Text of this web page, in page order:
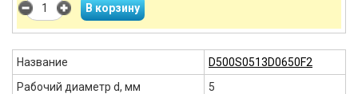
Название
D500S0513D0650F2
Рабочий диаметр d, мм
5